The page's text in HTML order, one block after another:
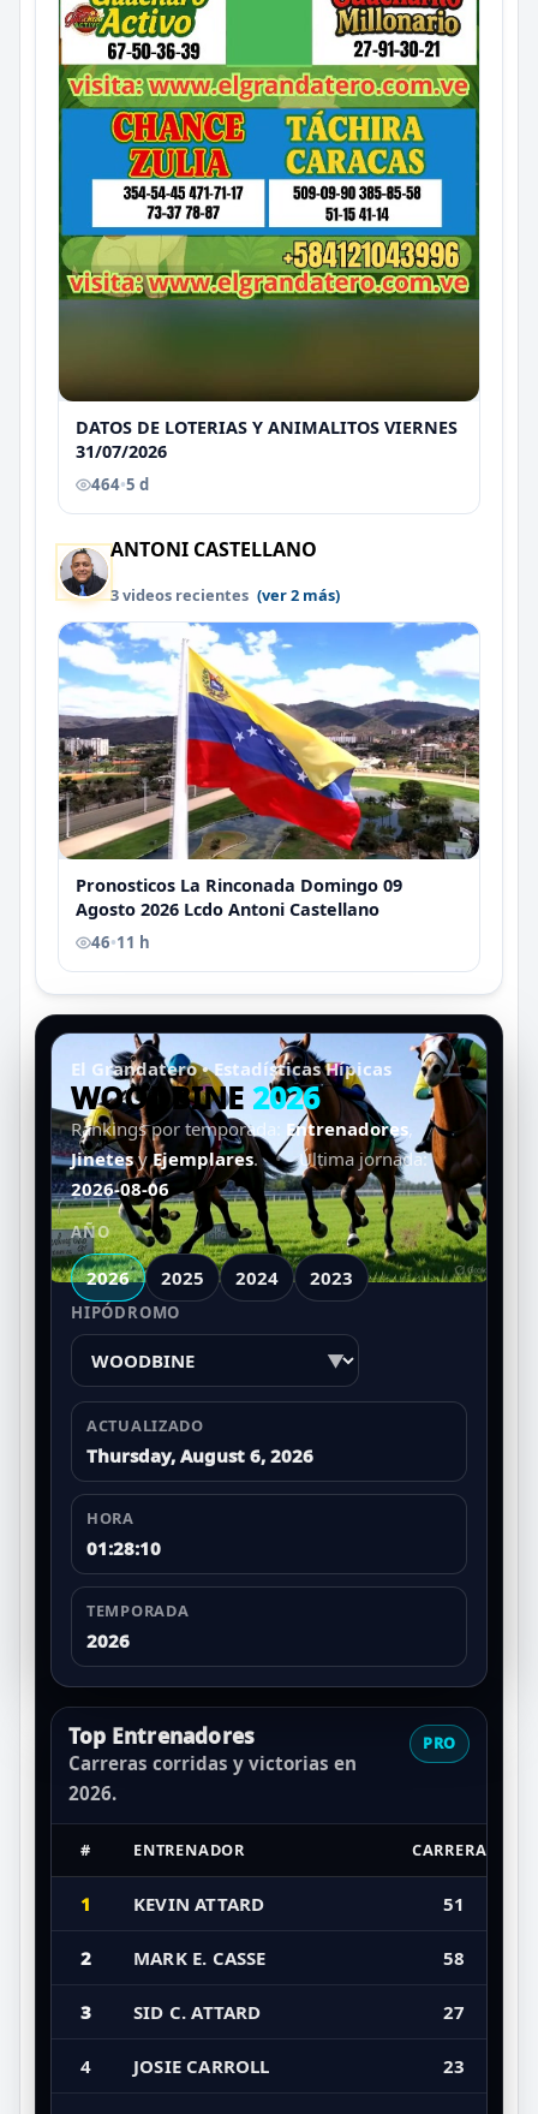
DATOS DE LOTERIAS Y ANIMALITOS VIERNES
31/07/2026
464•5 d
ANTONI CASTELLANO
3 videos recientes (ver 2 más)
Pronosticos La Rinconada Domingo 09
Agosto 2026 Lcdo Antoni Castellano
46•11 h
El Grandatero • Estadísticas Hípicas
WOODBINE 2026
Rankings por temporada: Entrenadores,
JinetesyEjemplares. • Última jornada:
2026-08-06
AÑO
2026 2025 2024 2023
HIPÓDROMO
▼
ACTUALIZADO
Thursday, August 6, 2026
HORA
01:28:10
TEMPORADA
2026
Top Entrenadores
Carreras corridas y victorias en
2026.
PRO
# ENTRENADOR CARRERAS
1 KEVIN ATTARD 51
2 MARK E. CASSE 58
3 SID C. ATTARD 27
4 JOSIE CARROLL 23